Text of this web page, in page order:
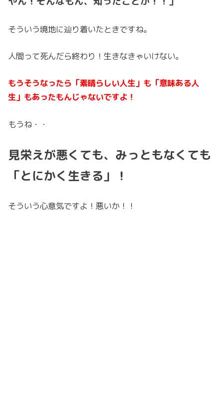
そういう境地に辿り着いたときですね。
人間って死んだら終わり！生きなきゃいけない。
もうそうなったら「素晴らしい人生」も「意味ある人
生」もあったもんじゃないですよ！
もうね・・
見栄えが悪くても、みっともなくても
「とにかく生きる」！
そういう心意気ですよ！悪いか！！